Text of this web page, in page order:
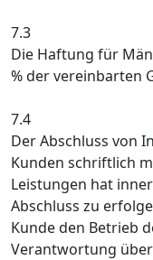
7.3
Die Haftung für
% der vereinbarten
7.4
Der Abschluss von
Kunden schriftlich
Leistungen hat
Abschluss zu
Kunde den Betrieb
Verantwortung